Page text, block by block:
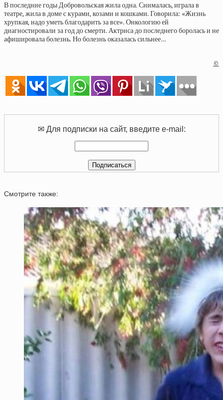
В последние годы Добровольская жила одна. Снималась, играла в
театре, жила в доме с курами, козами и кошками. Говорила: «Жизнь
хрупкая, надо уметь благодарить за все». Онкологию ей
диагностировали за год до смерти. Актриса до последнего боролась и не
афишировала болезнь. Но болезнь оказалась сильнее…
©
✉ Для подписки на сайт, введите e-mail:
Смотрите также: